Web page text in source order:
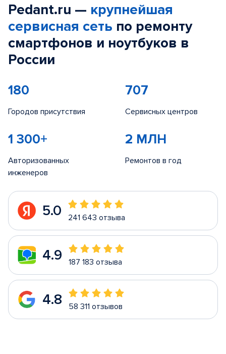
Pedant.ru — крупнейшая
сервисная сеть по ремонту
смартфонов и ноутбуков в
России
180
Городов присутствия
707
Сервисных центров
1 300+
Авторизованных
инженеров
2 МЛН
Ремонтов в год
5.0 241 643 отзыва
4.9 187 183 отзыва
4.8 58 311 отзывов